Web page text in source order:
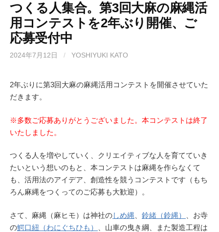
b
o
o
k
d
o
n
つくる人集合。第3回大麻の麻縄活
用コンテストを2年ぶり開催、ご
応募受付中
2024年7月12日 / YOSHIYUKI KATO
2年ぶりに第3回大麻の麻縄活用コンテストを開催させていた
だきます。
※多数ご応募ありがとうございました。 本コンテストは終了
いたしました。
つくる人を増やしていく、クリエイティブな人を育てていき
たいという想いのもと、本コンテストは麻縄を作らなくて
も、活用法のアイデア、創造性を競うコンテストです（もち
ろん麻縄をつくってのご応募も大歓迎）。
さて、麻縄（麻ヒモ）は神社のしめ縄 鈴緒（鈴縄）
、お寺
の鰐口紐（わにぐちひも）
、山車の曳き綱、また製造工程は